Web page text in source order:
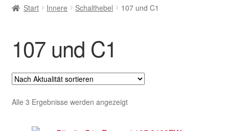
AGB
Datenschutz-Bestimmungen
Kasse
Kontakt
Lieferung
Start Innere Schalthebel 107 und C1
107 und C1
Alle 3 Ergebnisse werden angezeigtNach